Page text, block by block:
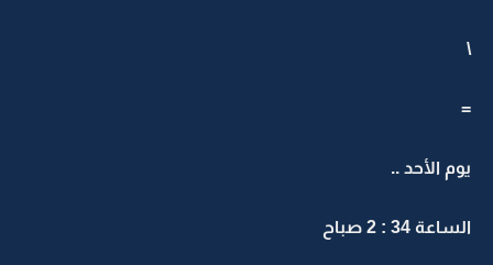
\
=
يوم الأحد ..
الساعة 34 : 2 صباح